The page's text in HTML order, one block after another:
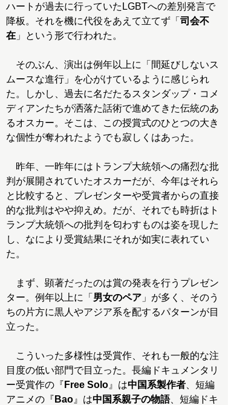
ハートが過去に行っていたLGBTへの差別発言で
降板。それを機に代役をあえて立てず「 司会不
在 」という形で行われた。
そのぶん、演出は例年以上に「間延びしないス
ムースな進行」を心がけているように感じられ
た。しかし、過去に名だたるスタンダップ・コメ
ディアンたちが洒落た話術で進めてきた伝統のあ
るオスカー。そこは、この授賞式のひとつの大き
な個性が奪われたようでも寂しくはあった。
昨年、一昨年にはトランプ大統領への痛烈な批
判が展開されていたオスカーだが、今年はそれら
と比較すると、プレゼンターや受賞者からの直接
的な批判はやや抑えめ。だが、それでも時折はト
ランプ大統領への批判を匂わすものは姿を現した
し、なにより受賞結果にそれが如実に表れてい
た。
まず、顕著だったのは賞の発表を行うプレゼン
ター。例年以上に「 男女のペア 」が多く、そのう
ちの片方に黒人やアジア系を配するパターンが目
立った。
こういった多様性は受賞作、それも一般的な注
目度の低い部門で目立った。長編ドキュメンタリ
ー受賞作の『 Free Solo 』は中国系製作者 、短編
アニメの『 Bao 』は中国系親子の物語、短編ドキ